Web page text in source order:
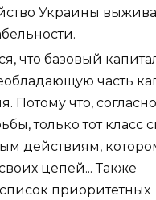
Украины
что базовый
часть
Потому что,
только тот класс
действиям,
цепей... Также
приоритетных